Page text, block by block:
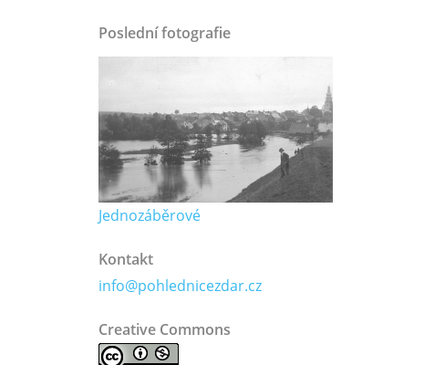
Poslední fotografie
Jednozáběrové
Kontakt
info@pohlednicezdar.cz
Creative Commons